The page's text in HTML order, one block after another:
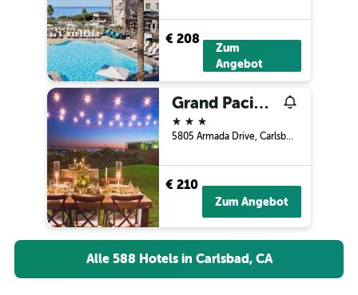
€ 208
Zum
Angebot
Grand Pacific Palisades
3 Sterne
5805 Armada Drive, Carlsbad, CA, USA
€ 210
Zum Angebot
Alle 588 Hotels in Carlsbad, CA